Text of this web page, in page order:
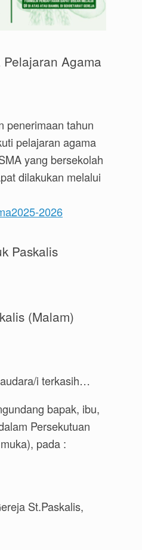
Agama
penerimaan tahun
pelajaran agama
yang bersekolah
dilakukan melalui
2026
Paskalis
(Malam)
i terkasih…
bapak, ibu,
Persekutuan
pada :
St.Paskalis,